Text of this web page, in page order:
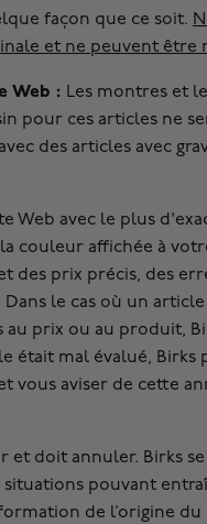
façon que ce soit.
et ne peuvent être
Web : Les montres et
pour ces articles ne
des articles avec
Web avec le plus
couleur affichée à
des prix précis, des
le cas où un
prix ou au produit,
était mal évalué,
aviser de cette
et doit annuler. Birks
pouvant
de l’origine